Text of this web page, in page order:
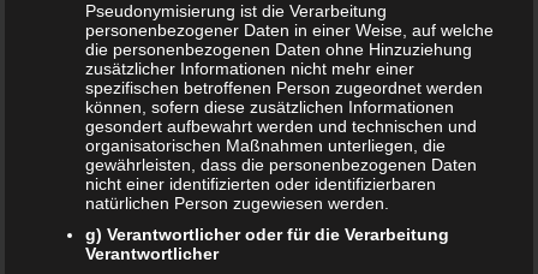
Mit die bekanntesten Hersteller für Malzbiere sind
KaramalzundVitamalz.
Malzbier und die
Schwangerschaft
Malzbier ist, wie festgestellt, frei von schädlichen
Inhaltsstoffen und enthält keinen Alkohol.
Dementsprechend ist das Trinken von Malzbier in der
Schwangerschaftabsolut problemlos. Vielmehr ist das
Pseudonymisierung ist die Verarbeitung
personenbezogener Daten in einer Weise, auf welche
die personenbezogenen Daten ohne Hinzuziehung
zusätzlicher Informationen nicht mehr einer
spezifischen betroffenen Person zugeordnet werden
können, sofern diese zusätzlichen Informationen
gesondert aufbewahrt werden und technischen und
organisatorischen Maßnahmen unterliegen, die
gewährleisten, dass die personenbezogenen Daten
nicht einer identifizierten oder identifizierbaren
natürlichen Person zugewiesen werden.
g) Verantwortlicher oder für die Verarbeitung
Verantwortlicher